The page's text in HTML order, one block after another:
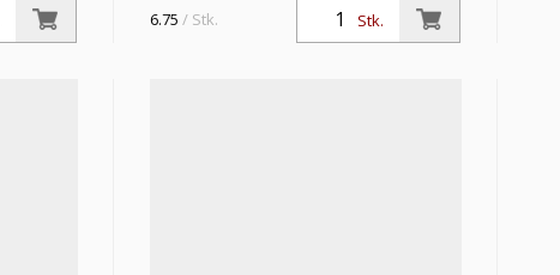
Stk.
6.75 / Stk.